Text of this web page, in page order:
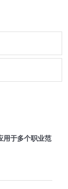
用于多个职业范